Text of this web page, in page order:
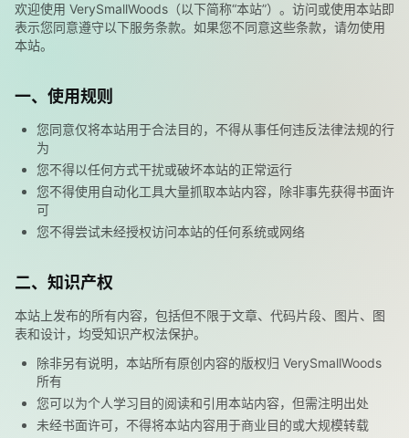
欢迎使用 VerySmallWoods （以下简称“本站”）。访问或使用本站即
表示您同意遵守以下服务条款。如果您不同意这些条款，请勿使用
本站。
一、使用规则
您同意仅将本站用于合法目的，不得从事任何违反法律法规的行
为
您不得以任何方式干扰或破坏本站的正常运行
您不得使用自动化工具大量抓取本站内容，除非事先获得书面许
可
您不得尝试未经授权访问本站的任何系统或网络
二、知识产权
本站上发布的所有内容，包括但不限于文章、代码片段、图片、图
表和设计，均受知识产权法保护。
除非另有说明，本站所有原创内容的版权归 VerySmallWoods
所有
您可以为个人学习目的阅读和引用本站内容，但需注明出处
未经书面许可，不得将本站内容用于商业目的或大规模转载